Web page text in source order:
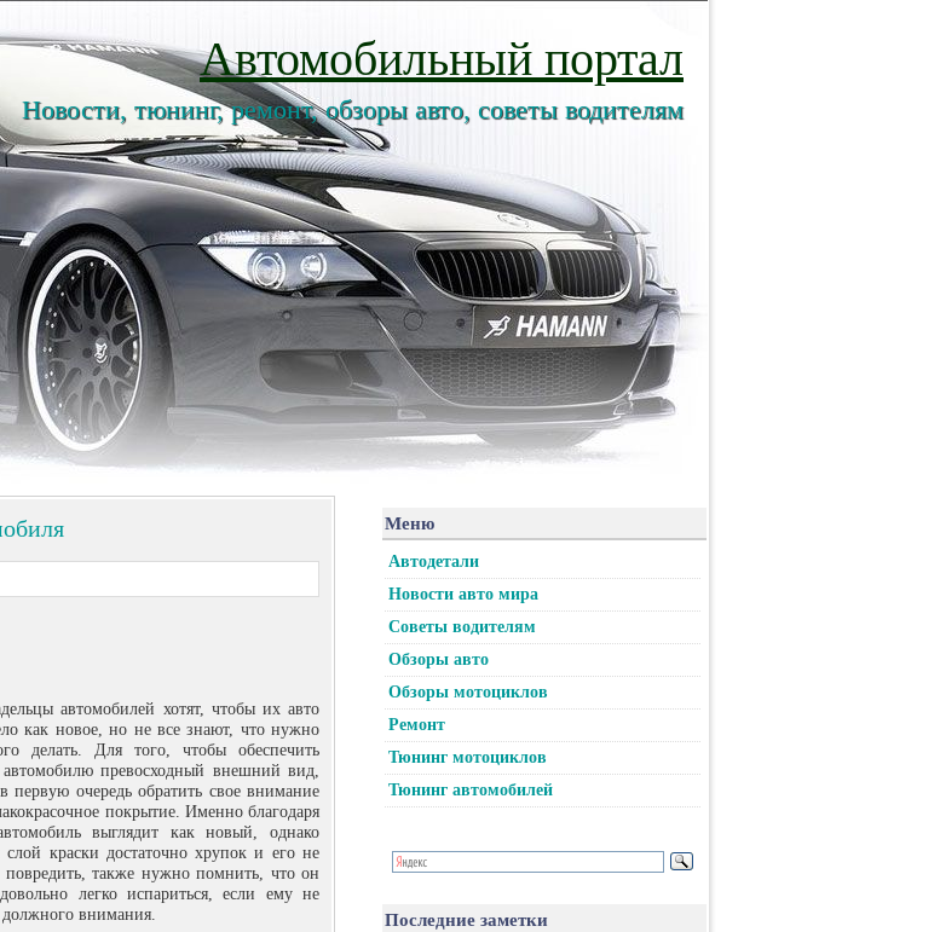
Автомобильный портал
Новости, тюнинг, ремонт, обзоры авто, советы водителям
автомобилей хотят, чтобы их авто
как новое, но не все знают, что нужно
делать. Для того, чтобы обеспечить
автомобилю превосходный внешний вид,
первую очередь обратить свое внимание
покрытие. Именно благодаря
выглядит как новый, однако
краски достаточно хрупок и его не
также нужно помнить, что он
легко испариться, если ему не
должного внимания.
Меню
Автодетали
Новости авто мира
Советы водителям
Обзоры авто
Обзоры мотоциклов
Ремонт
Тюнинг мотоциклов
Тюнинг автомобилей
Последние заметки